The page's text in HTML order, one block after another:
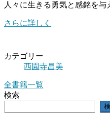
人々に生きる勇気と感銘を与
さらに詳しく
カテゴリー
西園寺昌美
全書籍一覧
検索